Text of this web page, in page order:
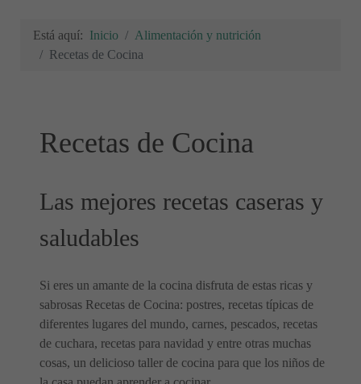
Está aquí: Inicio
Alimentación y nutrición
Recetas de Cocina
Recetas de Cocina
Las mejores recetas caseras y
saludables
Si eres un amante de la cocina disfruta de estas ricas y
sabrosas Recetas de Cocina: postres, recetas típicas de
diferentes lugares del mundo, carnes, pescados, recetas
de cuchara, recetas para navidad y entre otras muchas
cosas, un delicioso taller de cocina para que los niños de